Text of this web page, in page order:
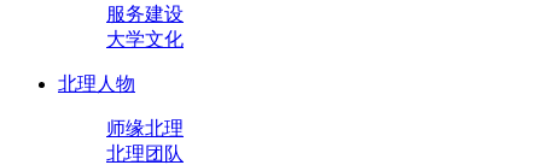
服务建设
大学文化
北理人物
师缘北理
北理团队